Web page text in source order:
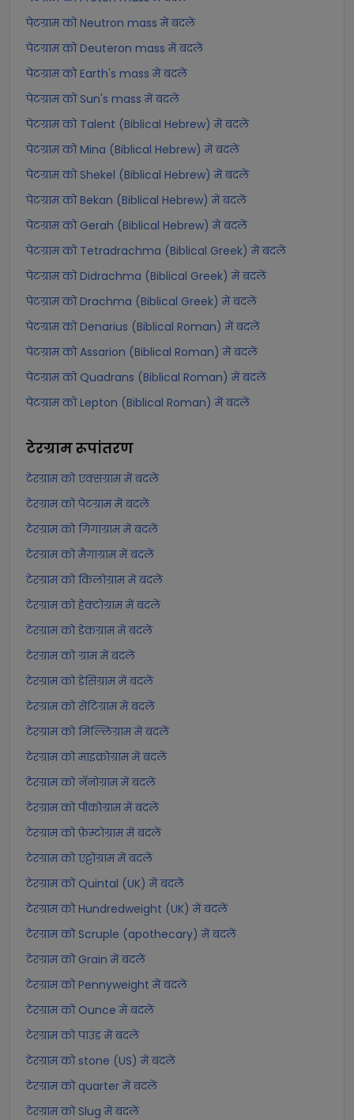
पेटग्राम को Neutron mass में बदलें
पेटग्राम को Deuteron mass में बदलें
पेटग्राम को Earth's mass में बदलें
पेटग्राम को Sun's mass में बदलें
पेटग्राम को Talent (Biblical Hebrew) में बदलें
पेटग्राम को Mina (Biblical Hebrew) में बदलें
पेटग्राम को Shekel (Biblical Hebrew) में बदलें
पेटग्राम को Bekan (Biblical Hebrew) में बदलें
पेटग्राम को Gerah (Biblical Hebrew) में बदलें
पेटग्राम को Tetradrachma (Biblical Greek) में बदलें
पेटग्राम को Didrachma (Biblical Greek) में बदलें
पेटग्राम को Drachma (Biblical Greek) में बदलें
पेटग्राम को Denarius (Biblical Roman) में बदलें
पेटग्राम को Assarion (Biblical Roman) में बदलें
पेटग्राम को Quadrans (Biblical Roman) में बदलें
पेटग्राम को Lepton (Biblical Roman) में बदलें
टेरग्रामरूपांतरण
टेरग्राम को एक्सग्राम में बदलें
टेरग्राम को पेटग्राम में बदलें
टेरग्राम को गिगाग्राम में बदलें
टेरग्राम को मैगाग्राम में बदलें
टेरग्राम को किलोग्राम में बदलें
टेरग्राम को हेक्टोग्राम में बदलें
टेरग्राम को डेकग्राम में बदलें
टेरग्राम को ग्राम में बदलें
टेरग्राम को डेसिग्राम में बदलें
टेरग्राम को सेंटिग्राम में बदलें
टेरग्राम को मिल्लिग्राम में बदलें
टेरग्राम को माइक्रोग्राम में बदलें
टेरग्राम को नॅनोग्राम में बदलें
टेरग्राम को पीकोग्राम में बदलें
टेरग्राम को फ़ेम्टोग्राम में बदलें
टेरग्राम को एट्टोग्राम में बदलें
टेरग्राम को Quintal (UK) में बदलें
टेरग्राम को Hundredweight (UK) में बदलें
टेरग्राम को Scruple (apothecary) में बदलें
टेरग्राम को Grain में बदलें
टेरग्राम को Pennyweight में बदलें
टेरग्राम को Ounce में बदलें
टेरग्राम को पाउंड में बदलें
टेरग्राम को stone (US) में बदलें
टेरग्राम को quarter में बदलें
टेरग्राम को Slug में बदलें